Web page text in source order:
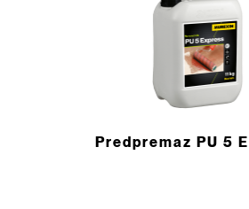
Predpremaz PU 5